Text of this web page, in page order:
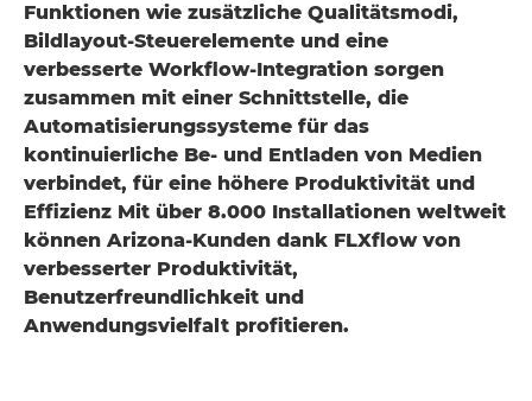
Funktionen wie zusätzliche Qualitätsmodi,
Bildlayout-Steuerelemente und eine
verbesserte Workflow-Integration sorgen
zusammen mit einer Schnittstelle, die
Automatisierungssysteme für das
kontinuierliche Be- und Entladen von Medien
verbindet, für eine höhere Produktivität und
Effizienz Mit über 8.000 Installationen weltweit
können Arizona-Kunden dank FLXflow von
verbesserter Produktivität,
Benutzerfreundlichkeit und
Anwendungsvielfalt profitieren.